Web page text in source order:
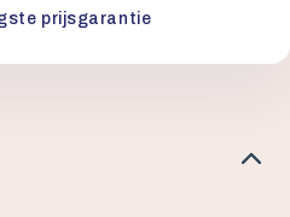
prijsgarantie